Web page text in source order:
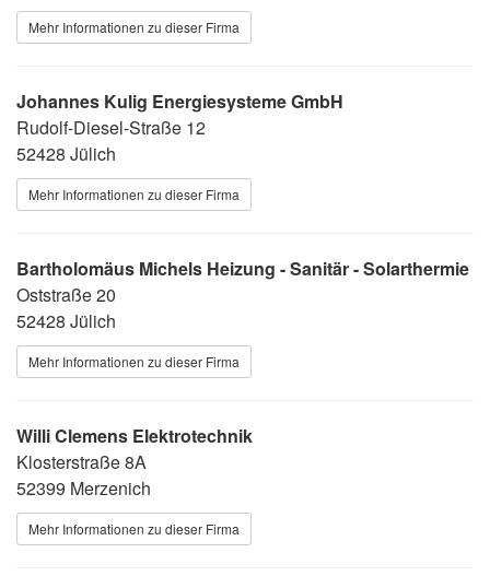
Mehr Informationen zu dieser Firma
Johannes Kulig Energiesysteme GmbH
Rudolf-Diesel-Straße 12
52428 Jülich
Mehr Informationen zu dieser Firma
Bartholomäus Michels Heizung - Sanitär - Solarthermie
Oststraße 20
52428 Jülich
Mehr Informationen zu dieser Firma
Willi Clemens Elektrotechnik
Klosterstraße 8A
52399 Merzenich
Mehr Informationen zu dieser Firma